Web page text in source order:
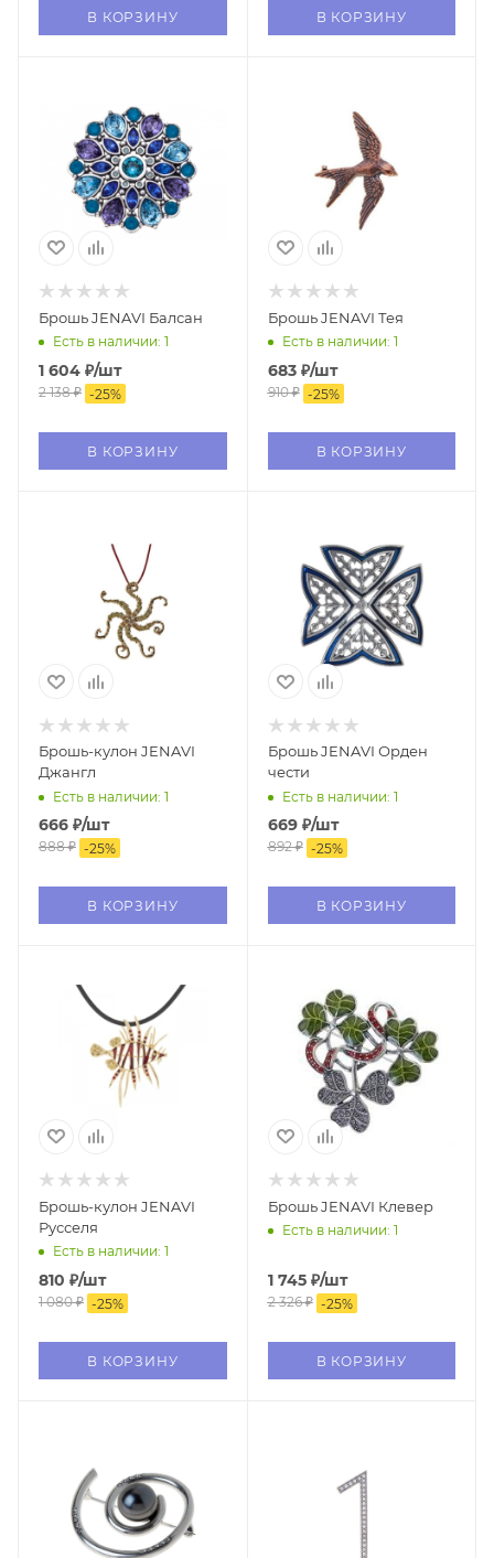
В КОРЗИНУ В КОРЗИНУ
Брошь JENAVI Балсан
Есть в наличии: 1
1 604 ₽/шт
2 138₽ -25%
В КОРЗИНУ
Брошь JENAVI Тея
Есть в наличии: 1
683₽/шт
910₽ -25%
В КОРЗИНУ
Брошь-кулон JENAVI
Джангл
Есть в наличии: 1
666 ₽/шт
888₽ -25%
В КОРЗИНУ
Брошь JENAVI Орден
чести
Есть в наличии: 1
669₽/шт
892₽ -25%
В КОРЗИНУ
Брошь-кулон JENAVI
Русселя
Есть в наличии: 1
810 ₽/шт
1 080₽ -25%
В КОРЗИНУ
Брошь JENAVI Клевер
Есть в наличии: 1
1 745₽/шт
2 326₽ -25%
В КОРЗИНУ